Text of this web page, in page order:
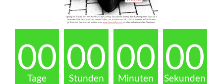
00
Tage
00
Stunden
00
Minuten
00
Sekunden